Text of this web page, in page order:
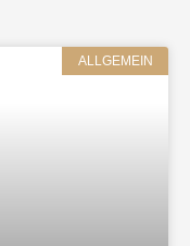
ALLGEMEIN